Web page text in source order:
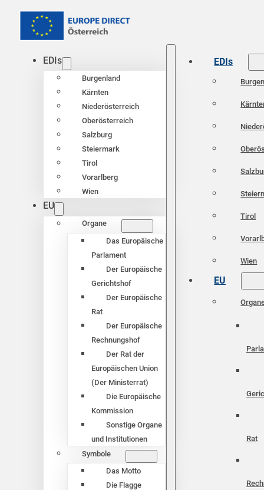
EDIs
Burgenland
Kärnten
Niederösterreich
Oberösterreich
Salzburg
Steiermark
Tirol
Vorarlberg
Wien
EU
Organe
Das Europäische
Parlament
Der Europäische
Gerichtshof
Der Europäische
Rat
Der Europäische
Rechnungshof
Der Rat der
Europäischen Union
(Der Ministerrat)
Die Europäische
Kommission
Sonstige Organe
und Institutionen
Symbole
Das Motto
Die Flagge
EDIs
Tirol
Wien
EU
Rat